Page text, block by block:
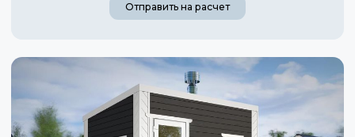
Отправить на расчет